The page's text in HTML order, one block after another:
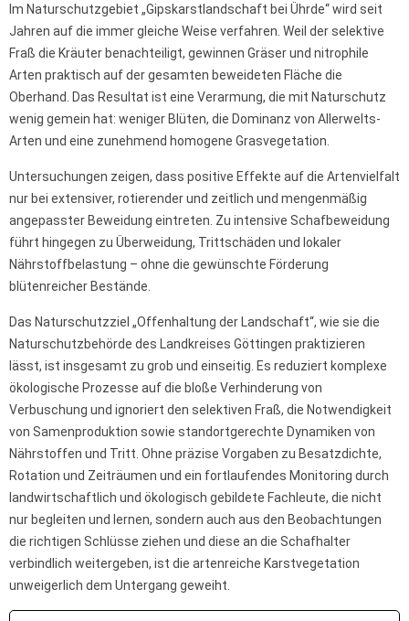
Im Naturschutzgebiet „Gipskarstlandschaft bei Ührde“ wird seit
Jahren auf die immer gleiche Weise verfahren. Weil der selektive
Fraß die Kräuter benachteiligt, gewinnen Gräser und nitrophile
Arten praktisch auf der gesamten beweideten Fläche die
Oberhand. Das Resultat ist eine Verarmung, die mit Naturschutz
wenig gemein hat: weniger Blüten, die Dominanz von Allerwelts-
Arten und eine zunehmend homogene Grasvegetation.
Untersuchungen zeigen, dass positive Effekte auf die Artenvielfalt
nur bei extensiver, rotierender und zeitlich und mengenmäßig
angepasster Beweidung eintreten. Zu intensive Schafbeweidung
führt hingegen zu Überweidung, Trittschäden und lokaler
Nährstoffbelastung – ohne die gewünschte Förderung
blütenreicher Bestände.
Das Naturschutzziel „Offenhaltung der Landschaft“, wie sie die
Naturschutzbehörde des Landkreises Göttingen praktizieren
lässt, ist insgesamt zu grob und einseitig. Es reduziert komplexe
ökologische Prozesse auf die bloße Verhinderung von
Verbuschung und ignoriert den selektiven Fraß, die Notwendigkeit
von Samenproduktion sowie standortgerechte Dynamiken von
Nährstoffen und Tritt. Ohne präzise Vorgaben zu Besatzdichte,
Rotation und Zeiträumen und ein fortlaufendes Monitoring durch
landwirtschaftlich und ökologisch gebildete Fachleute, die nicht
nur begleiten und lernen, sondern auch aus den Beobachtungen
die richtigen Schlüsse ziehen und diese an die Schafhalter
verbindlich weitergeben, ist die artenreiche Karstvegetation
unweigerlich dem Untergang geweiht.